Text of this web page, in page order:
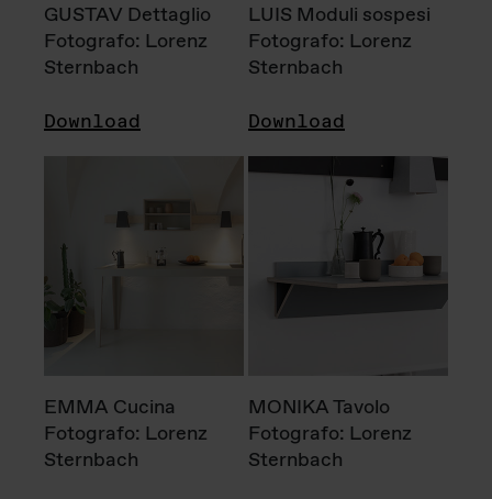
GUSTAV Dettaglio
Fotografo: Lorenz
Sternbach
Download
LUIS Moduli sospesi
Fotografo: Lorenz
Sternbach
Download
EMMA Cucina
Fotografo: Lorenz
Sternbach
MONIKA Tavolo
Fotografo: Lorenz
Sternbach